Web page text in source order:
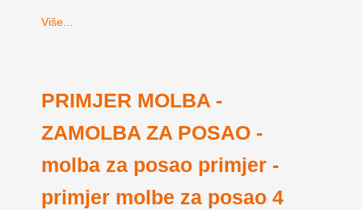
Više...
PRIMJER MOLBA -
ZAMOLBA ZA POSAO -
molba za posao primjer -
primjer molbe za posao 4